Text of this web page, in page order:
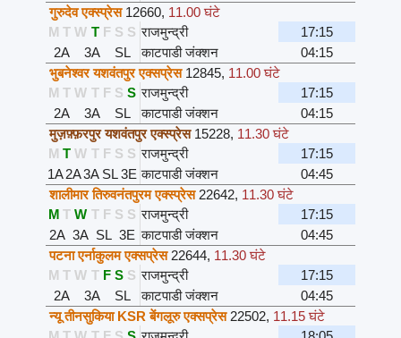
गुरुदेव एक्स्प्रेस 12660, 11.00 घंटे
M T W T F S S राजमुन्द्री
17:15
2A
3A SL काटपाडी जंक्शन
04:15
भुबनेश्वर यशवंतपुर एक्सप्रेस 12845, 11.00 घंटे
M T W T F S S राजमुन्द्री
17:15
2A
3A SL काटपाडी जंक्शन
04:15
मुज़फ़्फ़रपुर यशवंतपुर एक्स्प्रेस 15228, 11.30 घंटे
M T W T F S S राजमुन्द्री
17:15
1A2A3A SL3E काटपाडी जंक्शन
04:45
शालीमार तिरुवनंतपुरम एक्स्प्रेस 22642, 11.30 घंटे
M T W T F S S राजमुन्द्री
17:15
2A 3A SL 3E काटपाडी जंक्शन
04:45
पटना एर्नाकुलम एक्सप्रेस 22644, 11.30 घंटे
M T W T F S S राजमुन्द्री
17:15
2A
3A SL काटपाडी जंक्शन
04:45
न्यू तीनसुकिया KSR बेंगलूरु एक्सप्रेस 22502, 11.15 घंटे